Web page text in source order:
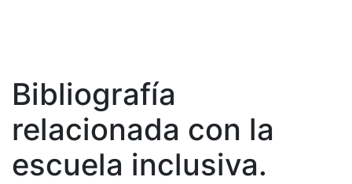
Bibliografía
relacionada con la
escuela inclusiva.